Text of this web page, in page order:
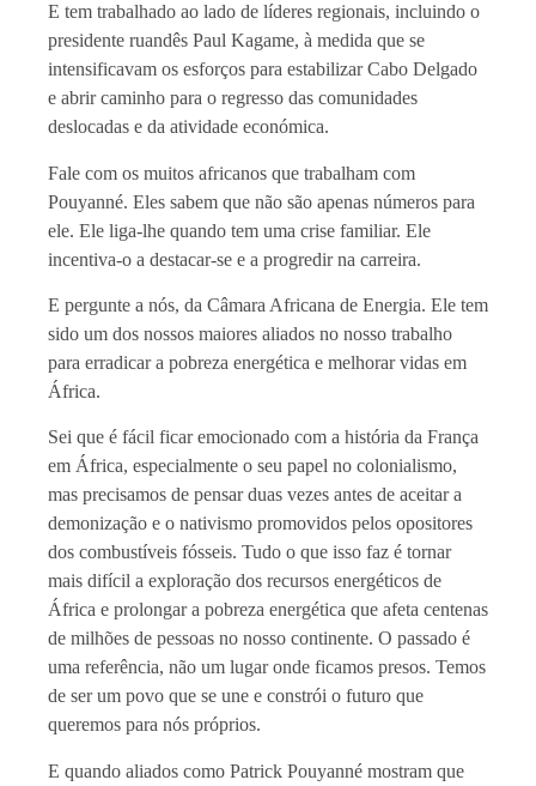
E tem trabalhado ao lado de líderes regionais, incluindo o
presidente ruandês Paul Kagame, à medida que se
intensificavam os esforços para estabilizar Cabo Delgado
e abrir caminho para o regresso das comunidades
deslocadas e da atividade económica.
Fale com os muitos africanos que trabalham com
Pouyanné. Eles sabem que não são apenas números para
ele. Ele liga-lhe quando tem uma crise familiar. Ele
incentiva-o a destacar-se e a progredir na carreira.
E pergunte a nós, da Câmara Africana de Energia. Ele tem
sido um dos nossos maiores aliados no nosso trabalho
para erradicar a pobreza energética e melhorar vidas em
África.
Sei que é fácil ficar emocionado com a história da França
em África, especialmente o seu papel no colonialismo,
mas precisamos de pensar duas vezes antes de aceitar a
demonização e o nativismo promovidos pelos opositores
dos combustíveis fósseis. Tudo o que isso faz é tornar
mais difícil a exploração dos recursos energéticos de
África e prolongar a pobreza energética que afeta centenas
de milhões de pessoas no nosso continente. O passado é
uma referência, não um lugar onde ficamos presos. Temos
de ser um povo que se une e constrói o futuro que
queremos para nós próprios.
E quando aliados como Patrick Pouyanné mostram que